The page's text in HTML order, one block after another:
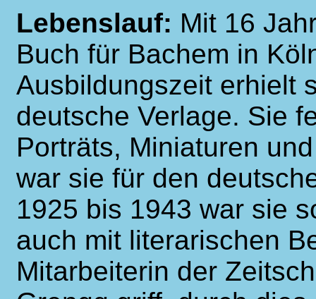
Lebenslauf: Mit 16
Buch für Bachem in
Ausbildungszeit erhielt
deutsche Verlage. Sie
Porträts, Miniaturen
war sie für den
1925 bis 1943 war sie
auch mit literarischen
Mitarbeiterin der